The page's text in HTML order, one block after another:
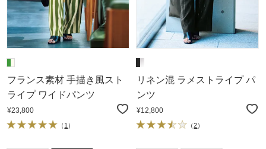
フランス素材 手描き風スト
ライプ ワイドパンツ
¥23,800
（ 1 ）
リネン混 ラメストライプ パ
ンツ
¥12,800
（2）